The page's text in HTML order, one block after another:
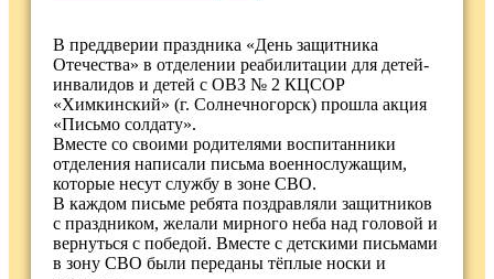
В преддверии праздника «День защитника
Отечества» в отделении реабилитации для детей-
инвалидов и детей с ОВЗ № 2 КЦСОР
«Химкинский» (г. Солнечногорск) прошла акция
«Письмо солдату».
Вместе со своими родителями воспитанники
отделения написали письма военнослужащим,
которые несут службу в зоне СВО.
В каждом письме ребята поздравляли защитников
с праздником, желали мирного неба над головой и
вернуться с победой. Вместе с детскими письмами
в зону СВО были переданы тёплые носки и